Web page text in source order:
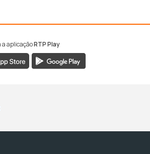
a aplicaçãoRTP Play